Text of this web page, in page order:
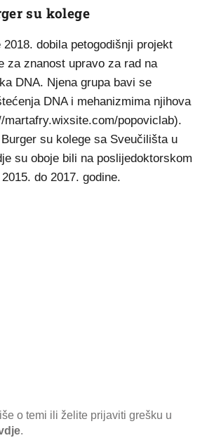
su kolege
dobila petogodišnji projekt
za znanost upravo za rad na
DNA. Njena grupa bavi se
DNA i mehanizmima njihova
martafry.wixsite.com/popoviclab).
su kolege sa Sveučilišta u
su oboje bili na poslijedoktorskom
do 2017. godine.
o temi ili želite prijaviti grešku u
.